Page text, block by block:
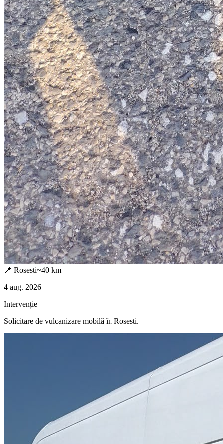
📍 Rosesti~40 km
4 aug. 2026
Intervenție
Solicitare de vulcanizare mobilă în Rosesti.